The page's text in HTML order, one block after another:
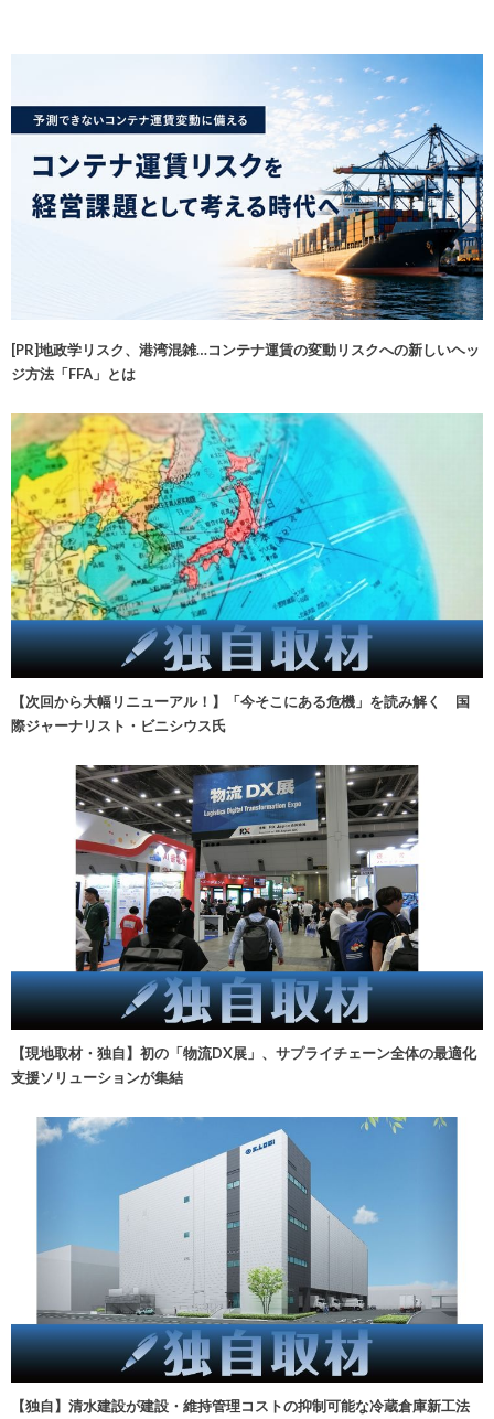
[PR]地政学リスク、港湾混雑…コンテナ運賃の変動リスクへの新しいヘッ
ジ方法「FFA」とは
【次回から大幅リニューアル！】「今そこにある危機」を読み解く 国
際ジャーナリスト・ビニシウス氏
【現地取材・独自】初の「物流DX展」、サプライチェーン全体の最適化
支援ソリューションが集結
【独自】清水建設が建設・維持管理コストの抑制可能な冷蔵倉庫新工法